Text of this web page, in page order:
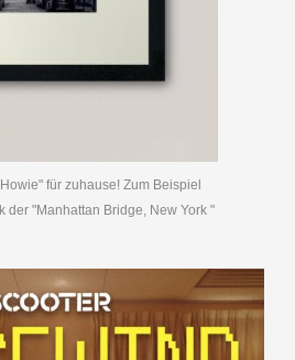
für zuhause! Zum Beispiel
der "Manhattan Bridge, New York "